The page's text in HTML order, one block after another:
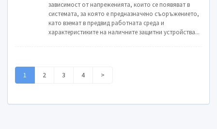
зависимост от напреженията, които се появяват в
системата, за която е предназначено съоръжението,
като вземат в предвид работната среда и
характеристиките на наличните защитни устройства...
1 2 3 4 >